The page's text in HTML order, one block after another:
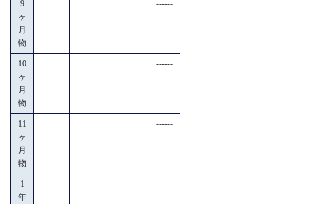
9
ヶ
月
物
------
10
ヶ
月
物
------
11
ヶ
月
物
------
1
年
------